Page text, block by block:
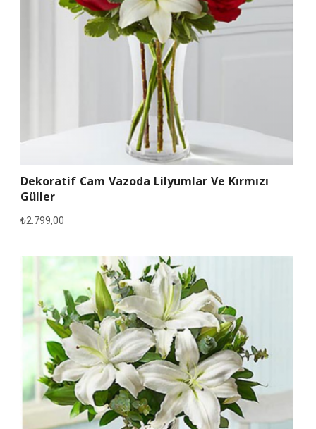
Dekoratif Cam Vazoda Lilyumlar Ve Kırmızı
Güller
₺2.799,00